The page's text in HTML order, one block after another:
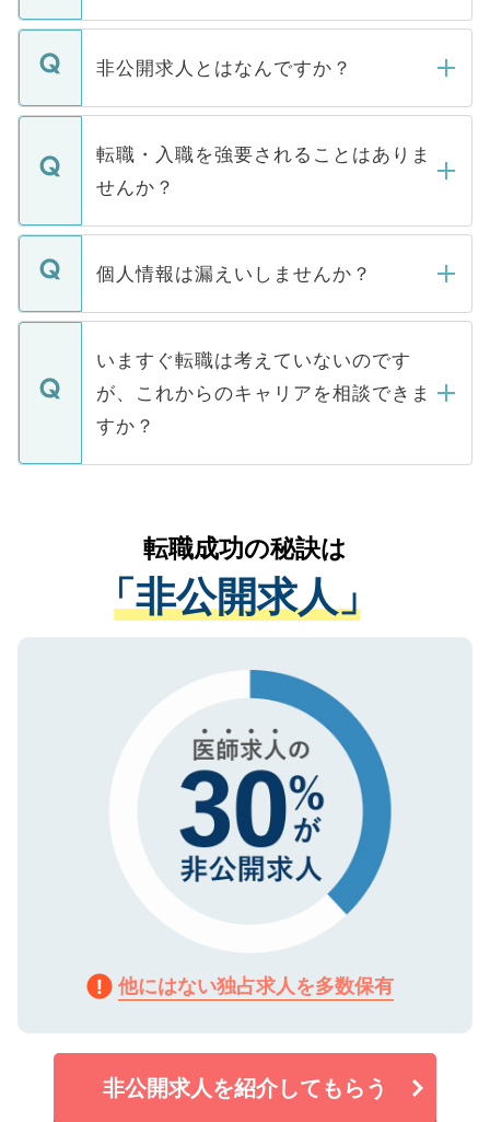
ご登録いただきましたら、弊社担当者がご
登録内容を確認し、その後メールもしくは
ます。通常、5営業日以内にはご連絡をせて
いただきますので、しばらくお待ちくださ
い。
非公開求人とはなんですか？
マイナビDOCTORで取り扱っている求人の
うち約3割は、Webサイトからご覧いただ
けない「非公開求人」です。非公開求人は
下記の理由によって、一般には公開してい
ません。
■応募殺到を避けるため 人気のある医療機
関を公にしてしまうと、応募が殺到する場
に、医療機関が求める条件に合った人材の
みを人材紹介会社に依頼するケースが増え
ています。
転職・入職を強要されることはありま
せんか？
転職・入職を強要することは一切ありませ
ん。また、仮に応募先から内定をいただい
定を承諾する必要はありません。内定先へ
の辞退の連絡はキャリアパートナーが行い
ますので、ご安心ください。
個人情報は漏えいしませんか？
個人情報が漏えいすることはありませんの
で、ご安心ください。当サイトからの登録
などで収集したご登録者様の個人情報は、
ご本人のキャリアアップおよび転職活動の
支援を目的に使用いたします。お預かりし
ているすべての個人データはご本人の許可
は、個人情報の取り扱いについての厳密な
管理基準を満たした事業者のみに付与され
る、プライバシーマークを取得済みです。
ご登録いただいた個人情報は、SSL（デー
で、機密保持に関してもご安心ください。
いますぐ転職は考えていないのです
が、これからのキャリアを相談できま
すか？
かがいして、現在の医療機関の状況や紹介
経験をまじえながら、適切なアドバイスを
させていただきます。すぐにご転職をされ
ない方には、長期的なサポートが可能です
ので、まずはご登録ください。
転職成功の秘訣は
「非公開求人」
他にはない独占求人を多数保有
非公開求人を紹介してもらう